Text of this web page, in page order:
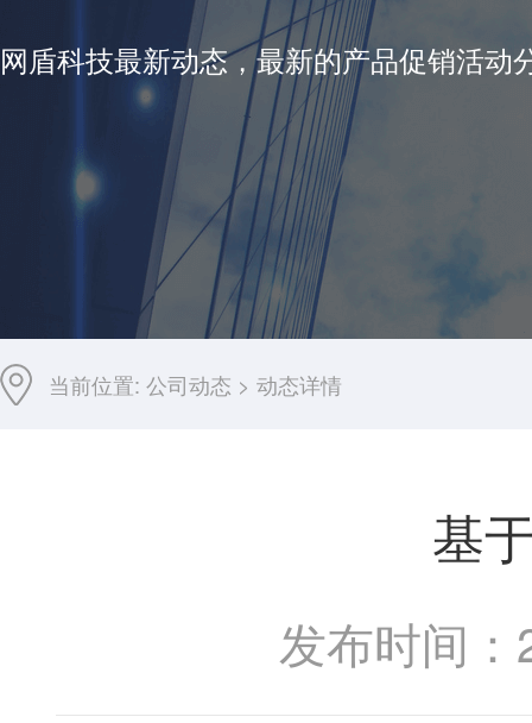
网盾科技最新动态，最新的产品促销活
当前位置: 公司动态 > 动态详情
基
发布时间